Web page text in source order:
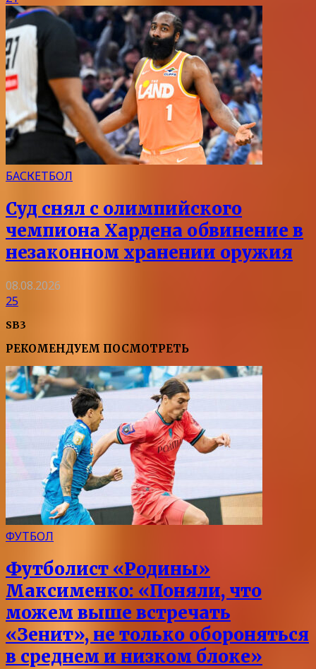
БАСКЕТБОЛ
Суд снял с олимпийского
чемпиона Хардена обвинение в
незаконном хранении оружия
08.08.2026
25
SB3
РЕКОМЕНДУЕМ ПОСМОТРЕТЬ
ФУТБОЛ
Футболист «Родины»
Максименко: «Поняли, что
можем выше встречать
«Зенит», не только обороняться
в среднем и низком блоке»